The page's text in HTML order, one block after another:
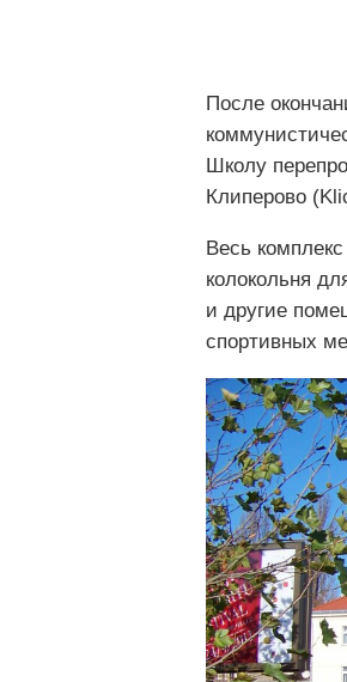
После
Школу
Клиперово
Весь
колокольня
и другие
спортивных